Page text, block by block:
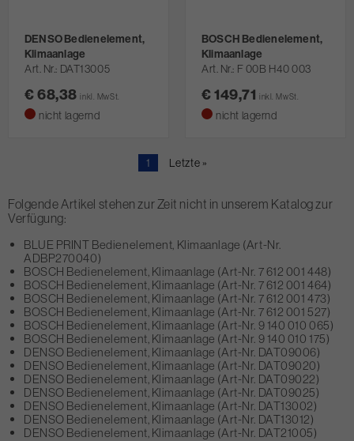
DENSO Bedienelement,
Klimaanlage
Art. Nr. DAT13005
€ 68,38inkl. MwSt.
nicht lagernd
BOSCH Bedienelement,
Klimaanlage
Art. Nr. F 00B H40 003
€ 149,71inkl. MwSt.
nicht lagernd
Aktuelle
Seite
1
Letzte
Letzte »
Folgende Artikel stehen zur Zeit nicht in unserem Katalog zur
Verfügung:
BLUE PRINT Bedienelement, Klimaanlage (Art-Nr.
ADBP270040)
BOSCH Bedienelement, Klimaanlage (Art-Nr. 7 612 001 448)
BOSCH Bedienelement, Klimaanlage (Art-Nr. 7 612 001 464)
BOSCH Bedienelement, Klimaanlage (Art-Nr. 7 612 001 473)
BOSCH Bedienelement, Klimaanlage (Art-Nr. 7 612 001 527)
BOSCH Bedienelement, Klimaanlage (Art-Nr. 9 140 010 065)
BOSCH Bedienelement, Klimaanlage (Art-Nr. 9 140 010 175)
DENSO Bedienelement, Klimaanlage (Art-Nr. DAT09006)
DENSO Bedienelement, Klimaanlage (Art-Nr. DAT09020)
DENSO Bedienelement, Klimaanlage (Art-Nr. DAT09022)
DENSO Bedienelement, Klimaanlage (Art-Nr. DAT09025)
DENSO Bedienelement, Klimaanlage (Art-Nr. DAT13002)
DENSO Bedienelement, Klimaanlage (Art-Nr. DAT13012)
DENSO Bedienelement, Klimaanlage (Art-Nr. DAT21005)